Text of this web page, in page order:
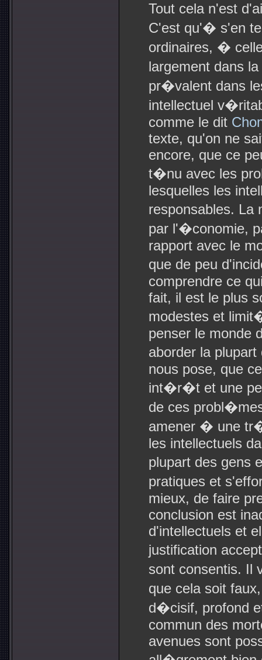
Tout cela n'est
C'est qu'� s'en
ordinaires, �
largement dans
pr�valent dans
intellectuel
comme le dit
texte, qu'on ne
encore, que ce
t�nu avec les
lesquelles les
responsables.
par l'�conomie,
rapport avec le
que de peu
comprendre ce
fait, il est le plus
modestes et
penser le monde
aborder la
nous pose, que
int�r�t et une
de ces
amener � une
les intellectuels
plupart des gens
pratiques et
mieux, de faire
conclusion est
d'intellectuels et
justification
sont consentis. Il
que cela soit
d�cisif, profond
commun des
avenues sont